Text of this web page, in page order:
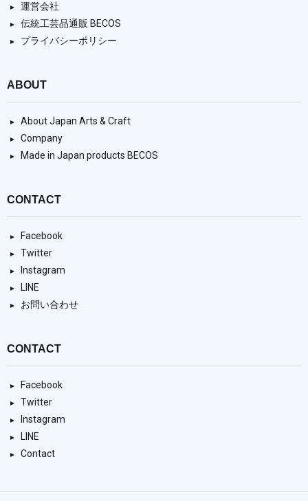
運営会社
伝統工芸品通販 BECOS
プライバシーポリシー
ABOUT
About Japan Arts & Craft
Company
Made in Japan products BECOS
CONTACT
Facebook
Twitter
Instagram
LINE
お問い合わせ
CONTACT
Facebook
Twitter
Instagram
LINE
Contact